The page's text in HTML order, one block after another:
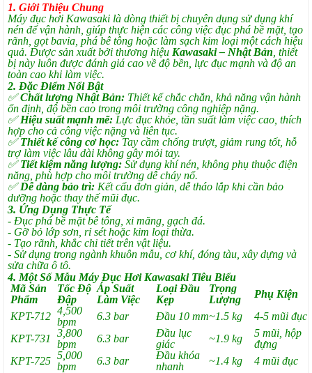
1. Giới Thiệu Chung
Máy đục hơi Kawasaki là dòng thiết bị chuyên dụng sử dụng khí
nén để vận hành, giúp thực hiện các công việc đục phá bề mặt, tạo
rãnh, gọt bavia, phá bê tông hoặc làm sạch kim loại một cách hiệu
quả. Được sản xuất bởi thương hiệu Kawasaki – Nhật Bản , thiết
bị này luôn được đánh giá cao về độ bền, lực đục mạnh và độ an
toàn cao khi làm việc.
2. Đặc Điểm Nổi Bật
✅Chất lượng Nhật Bản: Thiết kế chắc chắn, khả năng vận hành
ổn định, độ bền cao trong môi trường công nghiệp nặng.
✅Hiệu suất mạnh mẽ: Lực đục khỏe, tần suất làm việc cao, thích
hợp cho cả công việc nặng và liên tục.
✅Thiết kế công cơ học: Tay cầm chống trượt, giảm rung tốt, hỗ
trợ làm việc lâu dài không gây mỏi tay.
✅Tiết kiệm năng lượng: Sử dụng khí nén, không phụ thuộc điện
năng, phù hợp cho môi trường dễ cháy nổ.
✅Dễ dàng bảo trì: Kết cấu đơn giản, dễ tháo lắp khi cần bảo
dưỡng hoặc thay thế mũi đục.
3. Ứng Dụng Thực Tế
- Đục phá bề mặt bê tông, xi măng, gạch đá.
- Gỡ bỏ lớp sơn, rỉ sét hoặc kim loại thừa.
- Tạo rãnh, khắc chi tiết trên vật liệu.
- Sử dụng trong ngành khuôn mẫu, cơ khí, đóng tàu, xây dựng và
sửa chữa ô tô.
4. Một Số Mẫu Máy Đục Hơi Kawasaki Tiêu Biểu
Mã Sản
Phẩm
Tốc Độ
Đập
Áp Suất
Làm Việc
Loại Đầu
Kẹp
Trọng
Lượng
Phụ Kiện
KPT-712 4,500
bpm
6.3 bar Đầu 10 mm~1.5 kg
4-5 mũi đục
KPT-731
3,800
bpm
6.3 bar
Đầu lục
giác
~1.9 kg
5 mũi, hộp
đựng
KPT-725 5,000
bpm
6.3 bar
Đầu khóa
nhanh
~1.4 kg
4 mũi đục